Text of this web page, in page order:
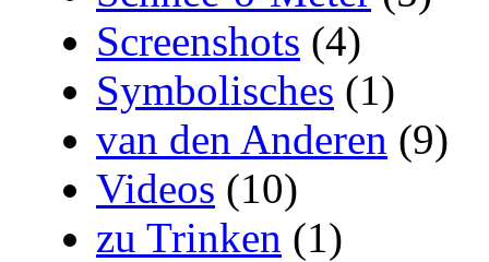
Screenshots (4)
Symbolisches (1)
van den Anderen (9)
Videos (10)
zu Trinken (1)